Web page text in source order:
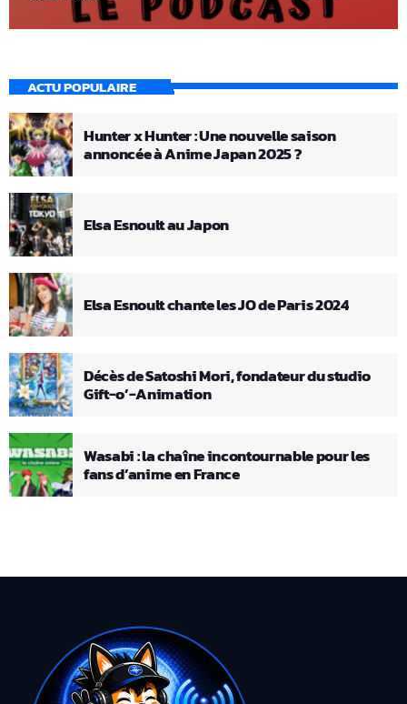
ACTU POPULAIRE
Hunter x Hunter : Une nouvelle saison
annoncée à Anime Japan 2025 ?
Elsa Esnoult au Japon
Elsa Esnoult chante les JO de Paris 2024
Décès de Satoshi Mori, fondateur du studio
Gift-o’-Animation
Wasabi : la chaîne incontournable pour les
fans d’anime en France